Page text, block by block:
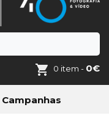
0 item - 0€
Campanhas